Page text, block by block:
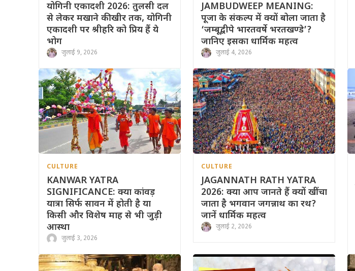
योगिनी एकादशी 2026: तुलसी दल
से लेकर मखाने की खीर तक, योगिनी
एकादशी पर श्रीहरि को प्रिय हैं ये
भोग
जुलाई 9, 2026
JAMBUDWEEP MEANING:
पूजा के संकल्प में क्यों बोला जाता है
‘जम्बूद्वीपे भारतवर्षे भरतखण्डे’?
जानिए इसका धार्मिक महत्व
जुलाई 4, 2026
CULTURE
KANWAR YATRA
SIGNIFICANCE: क्या कांवड़
यात्रा सिर्फ सावन में होती है या
किसी और विशेष माह से भी जुड़ी
आस्था
जुलाई 3, 2026
CULTURE
JAGANNATH RATH YATRA
2026: क्या आप जानते हैं क्यों खींचा
जाता है भगवान जगन्नाथ का रथ?
जानें धार्मिक महत्व
जुलाई 2, 2026